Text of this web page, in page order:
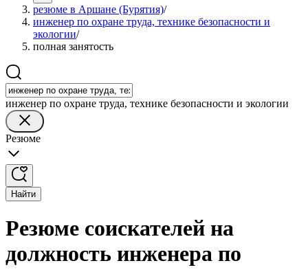
резюме в Аршане (Бурятия)/
инженер по охране труда, технике безопасности и
экологии/
полная занятость
инженер по охране труда, технике безопасности и экологии
Резюме
Найти
Резюме соискателей на
должность инженера по